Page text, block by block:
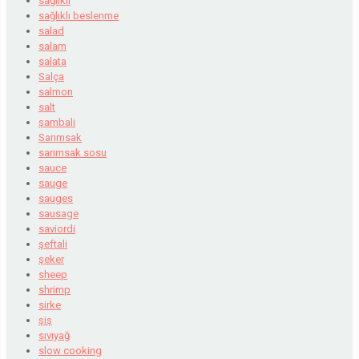
sağlıklı beslenme
salad
salam
salata
Salça
salmon
salt
şambali
Sarımsak
sarımsak sosu
sauce
sauge
sauges
sausage
saviordi
şeftali
şeker
sheep
shrimp
sirke
şiş
sıvıyağ
slow cooking